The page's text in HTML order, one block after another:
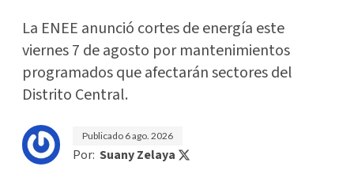
La ENEE anunció cortes de energía este
viernes 7 de agosto por mantenimientos
programados que afectarán sectores del
Distrito Central.
Publicado 6 ago. 2026
Por: Suany Zelaya